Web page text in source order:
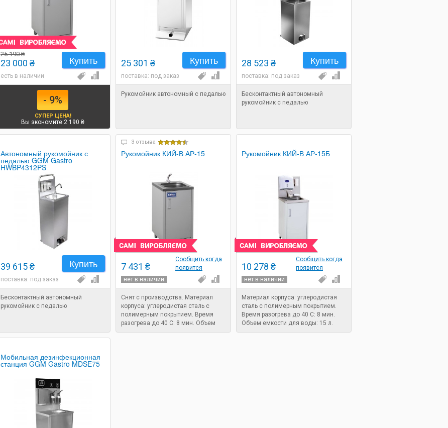
Купить
25 190 ₴
23 000 ₴
есть в наличии
- 9%
СУПЕР ЦЕНА!
Вы экономите 2 190 ₴
Купить
25 301 ₴
поставка: под заказ
Рукомойник автономный с педалью
Купить
28 523 ₴
поставка: под заказ
Бесконтактный автономный
рукомойник с педалью
Автономный рукомойник с
педалью GGM Gastro
HWBP4312PS
Купить
39 615 ₴
поставка: под заказ
Бесконтактный автономный
рукомойник с педалью
3 отзыва
Рукомойник КИЙ-В АР-15
Сообщить когда
появится
7 431 ₴
нет в наличии
Снят с производства. Материал
корпуса: углеродистая сталь с
полимерным покрытием. Время
разогрева до 40 С: 8 мин. Объем
емкости для воды: 15 л. Мощность:
Рукомойник КИЙ-В АР-15Б
Сообщить когда
появится
10 278 ₴
нет в наличии
Материал корпуса: углеродистая
сталь с полимерным покрытием.
Время разогрева до 40 С: 8 мин.
Объем емкости для воды: 15 л.
Мощность: 1,4 кВт.
Мобильная дезинфекционная
станция GGM Gastro MDSE75